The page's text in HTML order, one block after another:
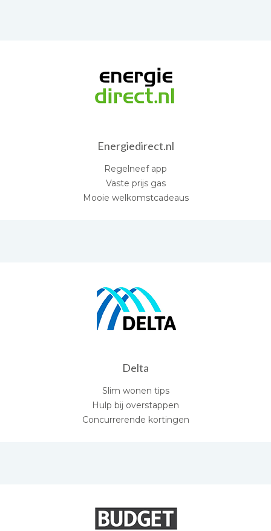
Energiedirect.nl
Regelneef app
Vaste prijs gas
Mooie welkomstcadeaus
Delta
Slim wonen tips
Hulp bij overstappen
Concurrerende kortingen